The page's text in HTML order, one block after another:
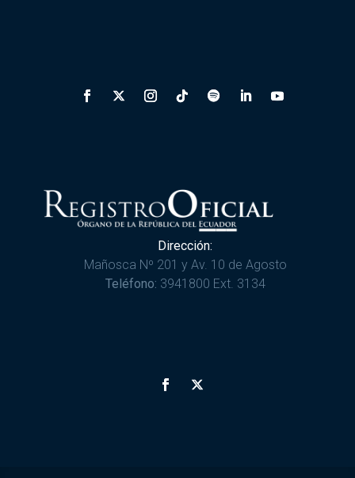
Dirección:
Mañosca Nº 201 y Av. 10 de Agosto
Teléfono: 3941800 Ext. 3134